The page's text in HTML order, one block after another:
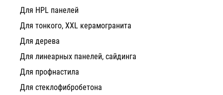
Для HPL панелей
Для тонкого, XXL керамогранита
Для дерева
Для линеарных панелей, сайдинга
Для профнастила
Для стеклофибробетона